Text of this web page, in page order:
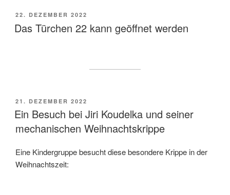
VERÖFFENTLICHT
AM
22. DEZEMBER 2022
Das Türchen 22 kann geöffnet werden
VERÖFFENTLICHT
AM
21. DEZEMBER 2022
Ein Besuch bei Jiri Koudelka und seiner
mechanischen Weihnachtskrippe
Eine Kindergruppe besucht diese besondere Krippe in der
Weihnachtszeit: